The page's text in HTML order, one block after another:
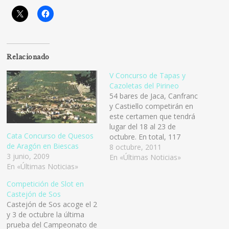
Relacionado
Cata Concurso de Quesos
de Aragón en Biescas
3 junio, 2009
En «Últimas Noticias»
V Concurso de Tapas y
Cazoletas del Pirineo
54 bares de Jaca, Canfranc
y Castiello competirán en
este certamen que tendrá
lugar del 18 al 23 de
octubre. En total, 117
exquisiteces -52 tapas, 45
cazoletas y 20 tapas
8 octubre, 2011
En «Últimas Noticias»
Competición de Slot en
Castejón de Sos
Castejón de Sos acoge el 2
y 3 de octubre la última
prueba del Campeonato de